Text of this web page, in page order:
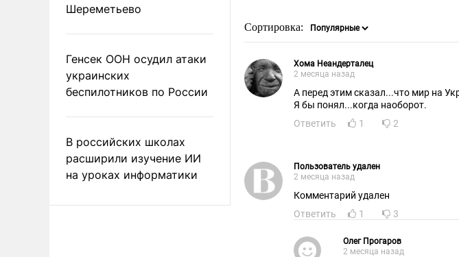
Шереметьево
Генсек ООН осудил атаки
украинских
беспилотников по России
В российских школах
расширили изучение ИИ
на уроках информатики
Сортировка:
Хома Неандерталец
2 месяца назад
А перед этим сказал...что мир на
Я бы понял...когда наоборот.
Ответить
1 2
Пользователь удален
2 месяца назад
Комментарий удален
Ответить
1 3
Олег Прогаров
2 месяца назад